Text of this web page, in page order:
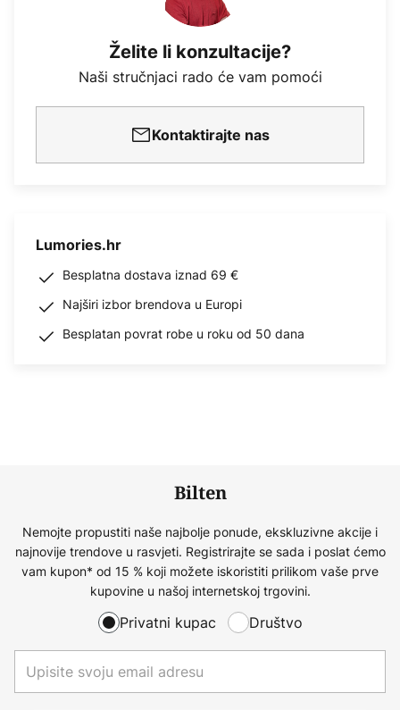
Želite li konzultacije?
Naši stručnjaci rado će vam pomoći
Kontaktirajte nas
Lumories.hr
Besplatna dostava iznad 69 €
Najširi izbor brendova u Europi
Besplatan povrat robe u roku od 50 dana
Bilten
Nemojte propustiti naše najbolje ponude, ekskluzivne akcije i
najnovije trendove u rasvjeti. Registrirajte se sada i poslat ćemo
vam kupon* od 15 % koji možete iskoristiti prilikom vaše prve
kupovine u našoj internetskoj trgovini.
Privatni kupac Društvo